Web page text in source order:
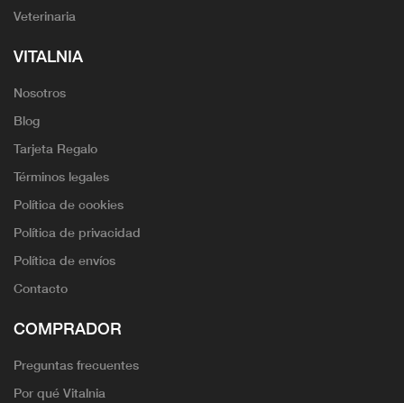
Veterinaria
VITALNIA
Nosotros
Blog
Tarjeta Regalo
Términos legales
Política de cookies
Política de privacidad
Política de envíos
Contacto
COMPRADOR
Preguntas frecuentes
Por qué Vitalnia